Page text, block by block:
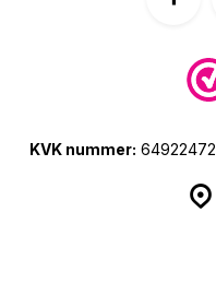
KVK nummer: 64922472